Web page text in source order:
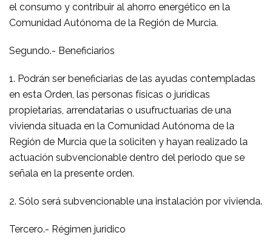
el consumo y contribuir al ahorro energético en la
Comunidad Autónoma de la Región de Murcia.
Segundo.- Beneficiarios
1. Podrán ser beneficiarias de las ayudas contempladas
en esta Orden, las personas físicas o jurídicas
propietarias, arrendatarias o usufructuarias de una
vivienda situada en la Comunidad Autónoma de la
Región de Murcia que la soliciten y hayan realizado la
actuación subvencionable dentro del periodo que se
señala en la presente orden.
2. Sólo será subvencionable una instalación por vivienda.
Tercero.- Régimen jurídico